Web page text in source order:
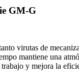
GM-G
virutas de
mantiene una
y mejora la